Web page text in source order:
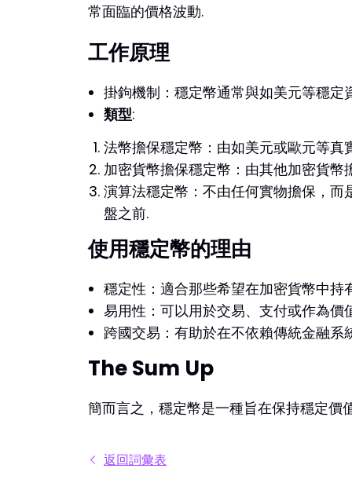
常面臨的價格波動.
工作原理
掛鉤機制：穩定幣通常與如美元等穩定
類型:
法幣擔保穩定幣：由如美元或歐元等
加密貨幣擔保穩定幣：由其他加密貨
演算法穩定幣：不由任何實物擔保，
盤之前.
使用穩定幣的理由
穩定性：適合那些希望在加密貨幣中持
易用性：可以用於交易、支付或作為
跨國交易：有助於在不依賴傳統金融系
The Sum Up
簡而言之，穩定幣是一種旨在保持穩定價
返回詞彙表